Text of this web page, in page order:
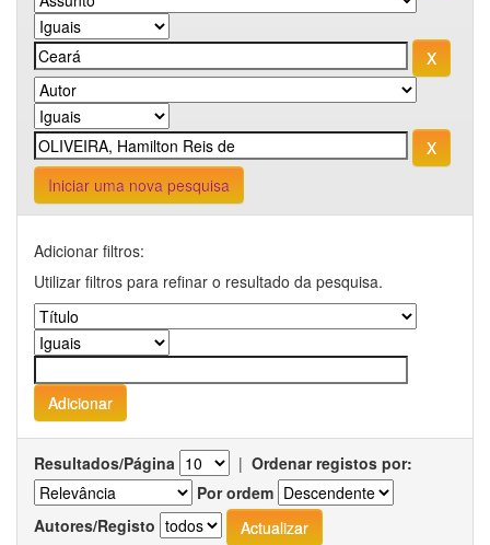
Iniciar uma nova pesquisa
Adicionar filtros:
Utilizar filtros para refinar o resultado da pesquisa.
Resultados/Página | Ordenar registos por:
Por ordem
Autores/Registo